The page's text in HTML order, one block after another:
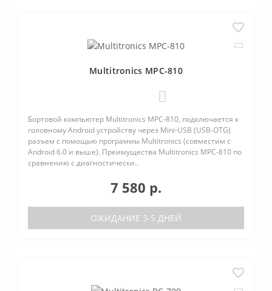
Multitronics MPC-810
Бортовой компьютер Multitronics MPC-810, подключается к
головному Android устройству через Mini-USB (USB-OTG)
разъем с помощью программы Multitronics (совместим с
Android 6.0 и выше). Преимущества Multitronics MPC-810 по
сравнению с диагностически..
7 580 р.
ОЖИДАНИЕ 3-5 ДНЕЙ